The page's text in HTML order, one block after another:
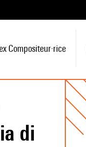
Compositeur·rice
di